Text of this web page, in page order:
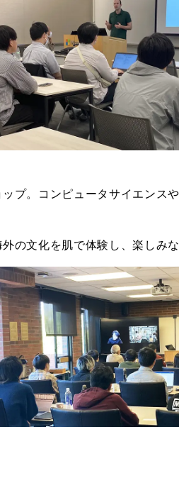
プ。コンピュータサイエン
の文化を肌で体験し、楽しみ